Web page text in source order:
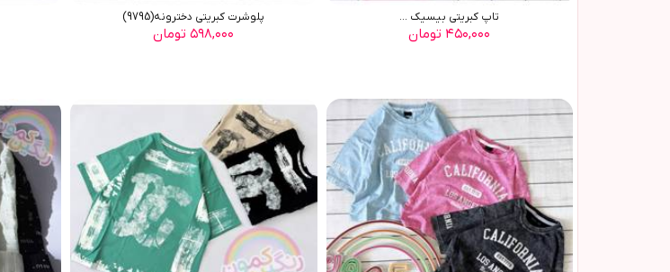
تاپ کبریتی بیسیک ...
۴۵۰,۰۰۰ تومان
پلوشرت کبریتی دخترونه(9795)
۵۹۸,۰۰۰ تومان